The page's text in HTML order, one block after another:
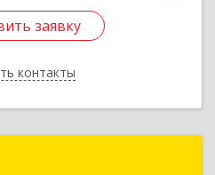
заявку
контакты
заявку